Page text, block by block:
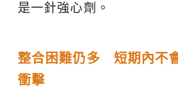
是一針強心劑。
整合困難仍多 短期內不
衝擊